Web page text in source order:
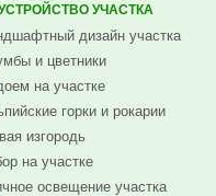
УЧАСТКА
дизайн участка
и цветники
на участке
горки и рокарии
изгородь
на участке
освещение участка